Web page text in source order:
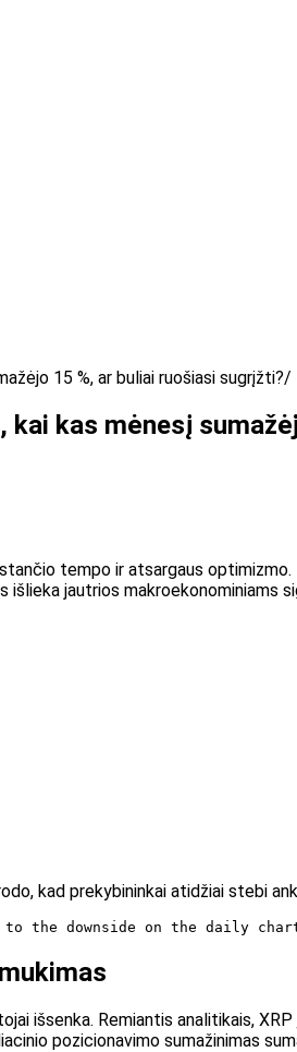
15 %, ar buliai ruošiasi sugrįžti?
kas mėnesį
tempo ir atsargaus
jautrios makroekonominiams
kad prekybininkai atidžiai stebi
to the downside on the daily
išsenka. Remiantis analitikais,
pozicionavimo sumažinimas